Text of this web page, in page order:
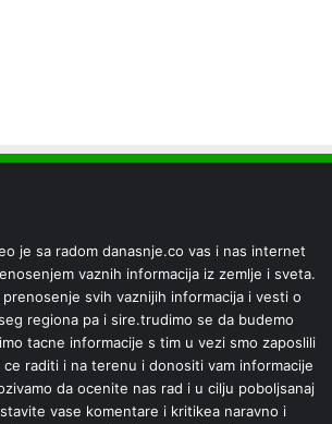
je sa radom danasnje.co vas i nas internet
vaznih informacija iz zemlje i sveta.
prenosenje svih vaznijih informacija i vesti o
regiona pa i sire.trudimo se da budemo
tacne informacije s tim u vezi smo zaposlili
ce raditi i na terenu i donositi vam informacije
da ocenite nas rad i u cilju poboljsanaj
vase komentare i kritikea naravno i